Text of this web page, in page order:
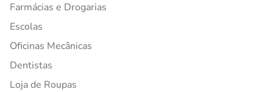
Farmácias e Drogarias
Escolas
Oficinas Mecânicas
Dentistas
Loja de Roupas